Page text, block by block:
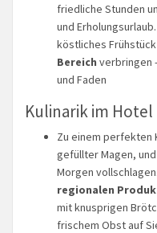
friedliche Stunden
und
köstliches
Bereich verbringen
und Faden
Kulinarik im
Zu einem perfekten
gefüllter Magen,
Morgen
regionalen
mit knusprigen
frischem Obst auf